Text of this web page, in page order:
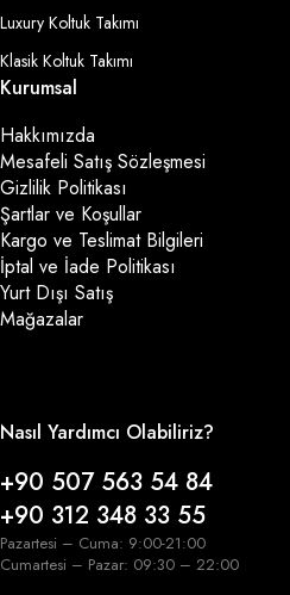
Luxury Koltuk Takımı
Klasik Koltuk Takımı
Kurumsal
Hakkımızda
Mesafeli Satış Sözleşmesi
Gizlilik Politikası
Şartlar ve Koşullar
Kargo ve Teslimat Bilgileri
İptal ve İade Politikası
Yurt Dışı Satış
Mağazalar
Nasıl Yardımcı Olabiliriz?
+90 507 563 54 84
+90 312 348 33 55
Pazartesi – Cuma: 9:00-21:00
Cumartesi – Pazar: 09:30 – 22:00